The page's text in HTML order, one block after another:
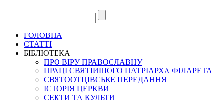
ГОЛОВНА
СТАТТІ
БІБЛІОТЕКА
ПРО ВІРУ ПРАВОСЛАВНУ
ПРАЦІ СВЯТІЙШОГО ПАТРІАРХА ФІЛАРЕТА
СВЯТООТЦІВСЬКЕ ПЕРЕДАННЯ
ІСТОРІЯ ЦЕРКВИ
СЕКТИ ТА КУЛЬТИ